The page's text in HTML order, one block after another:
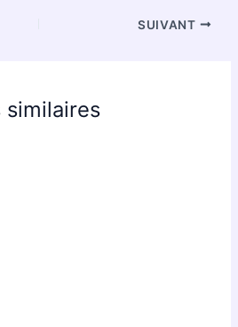
SUIVANT
similaires